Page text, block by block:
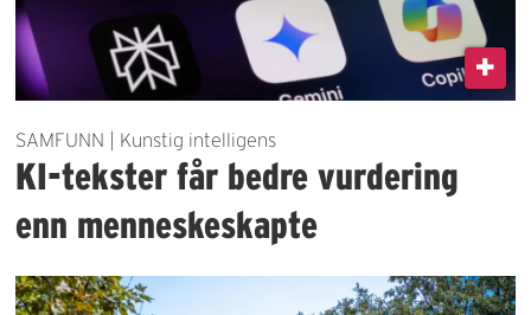
SAMFUNN | Kunstig intelligens
KI-tekster får bedre vurdering
enn menneskeskapte